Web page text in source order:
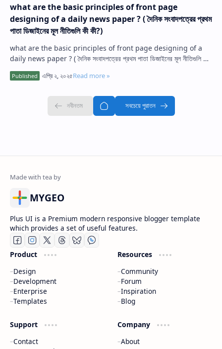
what are the basic principles of front page
designing of a daily news paper ? ( দৈনিক সংবাদপত্রের প্রথম
পাতা ডিজাইনের মূল নীতিগুলি কী কী?)
what are the basic principles of front page designing of a
daily news paper ? ( দৈনিক সংবাদপত্রের প্রথম পাতা ডিজাইনের মূল নীতিগুলি কী
MYGEO
Plus UI is a Premium modern responsive blogger template
which provides a set of useful features.
Product
Design
Development
Enterprise
Templates
Resources
Community
Forum
Inspiration
Blog
Support
Contact
Company
About